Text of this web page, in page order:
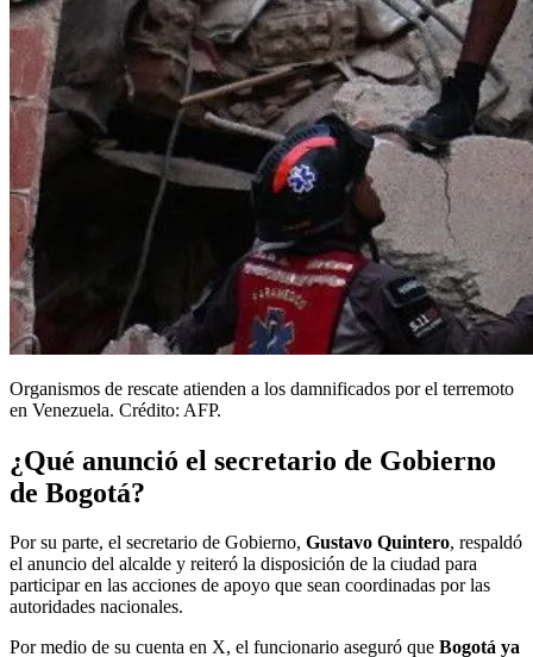
Organismos de rescate atienden a los damnificados por el terremoto
en Venezuela. Crédito: AFP.
¿Qué anunció el secretario de Gobierno
de Bogotá?
Por su parte, el secretario de Gobierno, Gustavo Quintero, respaldó
el anuncio del alcalde y reiteró la disposición de la ciudad para
participar en las acciones de apoyo que sean coordinadas por las
autoridades nacionales.
Por medio de su cuenta en X, el funcionario aseguró que Bogotá ya